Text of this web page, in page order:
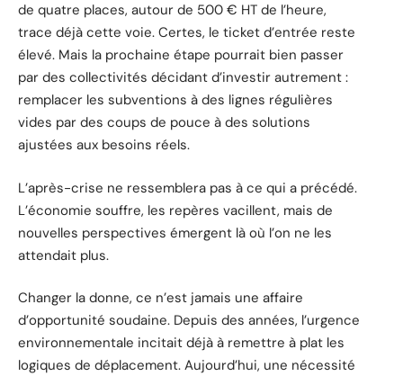
de quatre places, autour de 500 € HT de l’heure,
trace déjà cette voie. Certes, le ticket d’entrée reste
élevé. Mais la prochaine étape pourrait bien passer
par des collectivités décidant d’investir autrement :
remplacer les subventions à des lignes régulières
vides par des coups de pouce à des solutions
ajustées aux besoins réels.
L’après-crise ne ressemblera pas à ce qui a précédé.
L’économie souffre, les repères vacillent, mais de
nouvelles perspectives émergent là où l’on ne les
attendait plus.
Changer la donne, ce n’est jamais une affaire
d’opportunité soudaine. Depuis des années, l’urgence
environnementale incitait déjà à remettre à plat les
logiques de déplacement. Aujourd’hui, une nécessité